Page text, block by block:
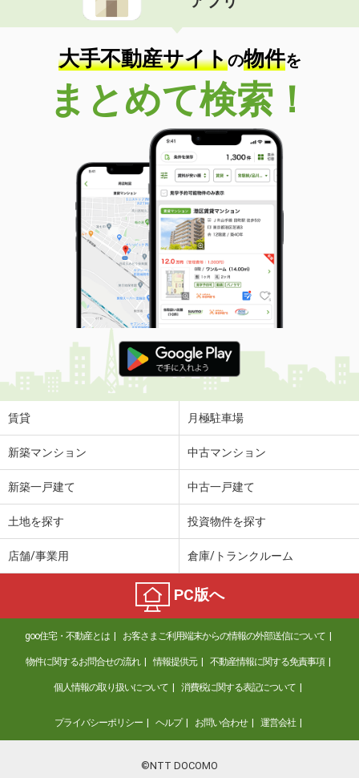
大手不動産サイトの物件を
まとめて検索！
賃貸 月極駐車場
新築マンション 中古マンション
新築一戸建て 中古一戸建て
土地を探す 投資物件を探す
店舗/事業用 倉庫/トランクルーム
PC版へ
goo住宅・不動産とは お客さまご利用端末からの情報の外部送信について
物件に関するお問合せの流れ 情報提供元 不動産情報に関する免責事項
個人情報の取り扱いについて 消費税に関する表記について
プライバシーポリシー ヘルプ お問い合わせ 運営会社
©NTT DOCOMO